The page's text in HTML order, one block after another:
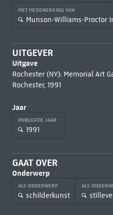
MET MEDEWERKING VAN
Munson-Williams-Proctor
UITGEVER
Uitgave
Rochester (NY): Memorial Art
Rochester, 1991
Jaar
PUBLICATIE JAAR
1991
GAAT OVER
Onderwerp
ALS ONDERWERP
schilderkunst
ALS